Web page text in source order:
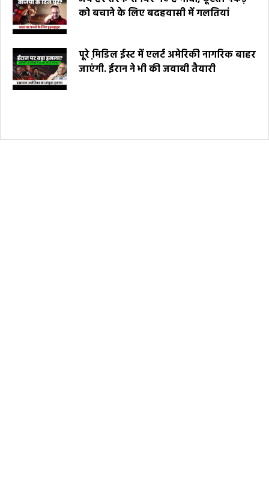
को बचाने के लिए बदहवासी में गलतियां
पूरे मि़डिल ईस्ट में एलर्ट अमेरिकी नागरिक बाहर
जाएंगी. ईरान ने भी की जवाबी तैयारी